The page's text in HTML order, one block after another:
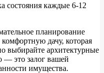
состояния каждые 6-12
планирование
дачу, которая
выбирайте архитектурные
— это залог вашей
имущества.